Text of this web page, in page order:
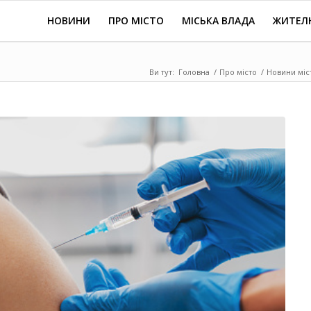
НОВИНИ ПРО МІСТО МІСЬКА ВЛАДА
Ви тут: Головна / Про місто / Новини